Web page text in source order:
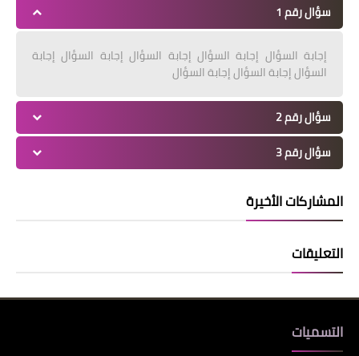
سؤال رقم 1
إجابة السؤال إجابة السؤال إجابة السؤال إجابة السؤال إجابة
السؤال إجابة السؤال إجابة السؤال
سؤال رقم 2
سؤال رقم 3
المشاركات الأخيرة
التعليقات
التسميات